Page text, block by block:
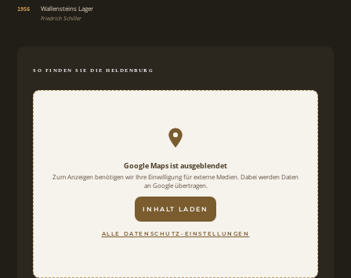
1956 Wallensteins Lager
Friedrich Schiller
SO FINDEN SIE DIE HELDENBURG
Google Maps ist ausgeblendet
Zum Anzeigen benötigen wir Ihre Einwilligung für externe Medien. Dabei werden Daten
an Google übertragen.
INHALT LADEN
ALLE DATENSCHUTZ-EINSTELLUNGEN